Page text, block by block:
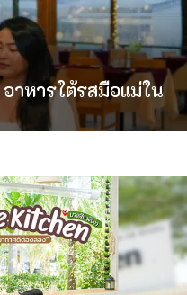
อาหารใต้รสมือแม่ใน